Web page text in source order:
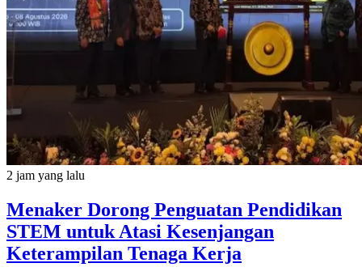
2 jam yang lalu
Menaker Dorong Penguatan Pendidikan
STEM untuk Atasi Kesenjangan
Keterampilan Tenaga Kerja